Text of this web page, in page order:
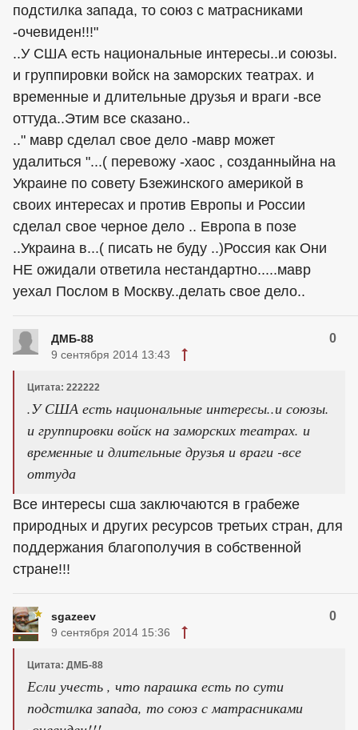
подстилка запада, то союз с матрасниками
-очевиден!!!"
..У США есть национальные интересы..и союзы.
и группировки войск на заморских театрах. и
временные и длительные друзья и враги -все
оттуда..Этим все сказано..
.." мавр сделал свое дело -мавр может
удалиться "...( перевожу -хаос , созданныйна на
Украине по совету Бзежинского америкой в
своих интересах и против Европы и России
сделал свое черное дело .. Европа в позе
..Украина в...( писать не буду ..)Россия как Они
НЕ ожидали ответила нестандартно.....мавр
уехал Послом в Москву..делать свое дело..
ДМБ-88 0
9 сентября 2014 13:43
Цитата: 222222
.У США есть национальные интересы..и союзы.
и группировки войск на заморских театрах. и
временные и длительные друзья и враги -все
оттуда
Все интересы сша заключаются в грабеже
природных и других ресурсов третьих стран, для
поддержания благополучия в собственной
стране!!!
sgazeev 0
9 сентября 2014 15:36
Цитата: ДМБ-88
Если учесть , что парашка есть по сути
подстилка запада, то союз с матрасниками